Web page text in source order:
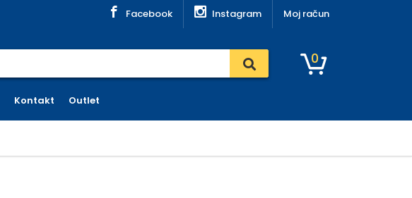
Facebook Instagram Moj račun
0
Kontakt Outlet